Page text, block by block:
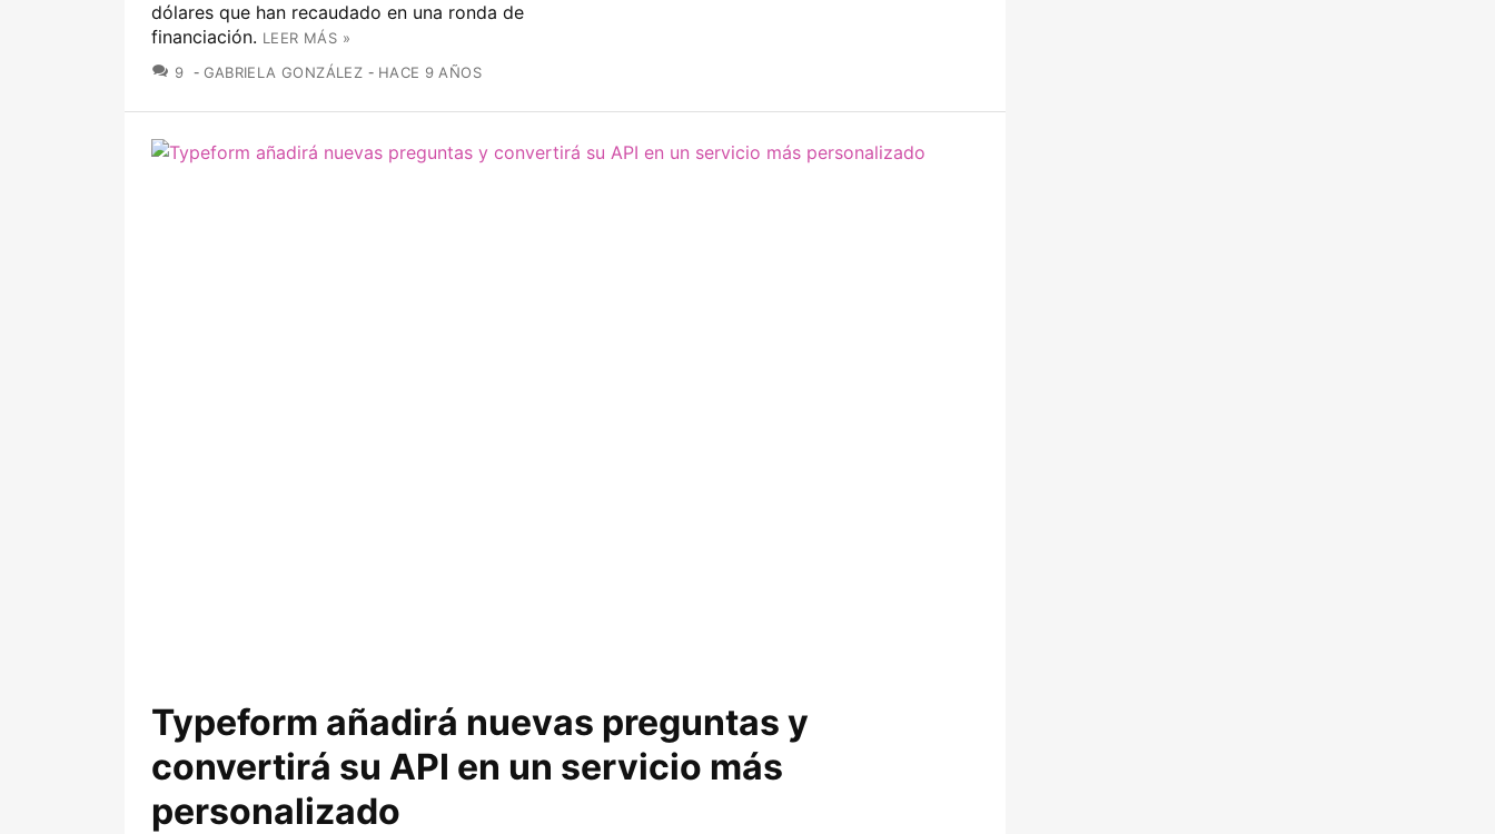
dólares que han recaudado en una ronda de
financiación. LEER MÁS »
9 COMENTARIOS
GABRIELA GONZÁLEZ HACE 9 AÑOS
Typeform añadirá nuevas preguntas y
convertirá su API en un servicio más
personalizado